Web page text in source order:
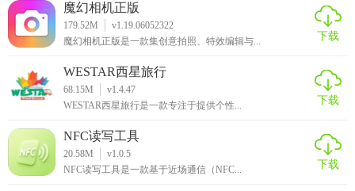
魔幻相机正版
179.52M
v1.19.06052322
魔幻相机正版是一款集创意拍照、特效编辑与...
下载
WESTAR西星旅行
68.15M
v1.4.47
WESTAR西星旅行是一款专注于提供个性...
下载
NFC读写工具
20.58M
v1.0.5
NFC读写工具是一款基于近场通信（NFC...
下载